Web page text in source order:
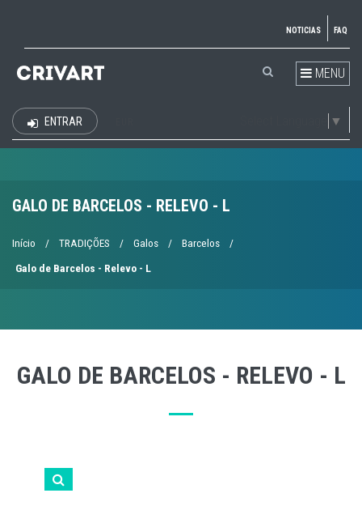
NOTICIAS FAQ
MENU
▼
ENTRAR
GALO DE BARCELOS - RELEVO - L
Início / TRADIÇÕES / Galos / Barcelos /
Galo de Barcelos - Relevo - L
GALO DE BARCELOS - RELEVO - L